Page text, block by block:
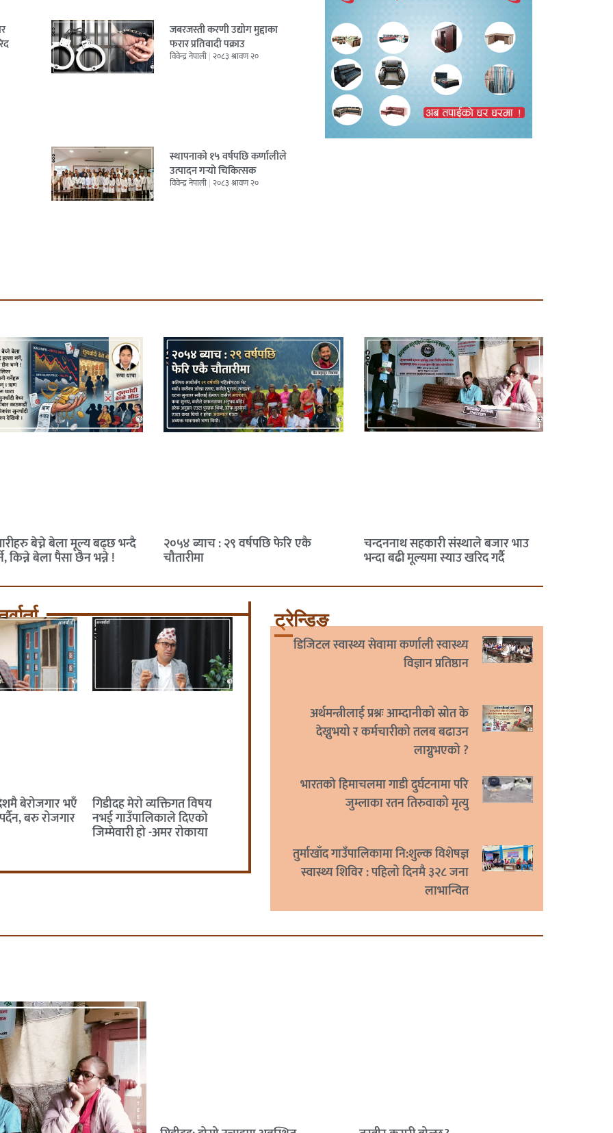
जबरजस्ती करणी उद्योग मुद्दाका
फरार प्रतिवादी पक्राउ
विवेन्द्र नेपाली २०८३ श्रावण २०
स्थापनाको १५ वर्षपछि कर्णालीले
उत्पादन गर्‍यो चिकित्सक
विवेन्द्र नेपाली २०८३ श्रावण २०
बेच्ने बेला मूल्य बढ्छ भन्दै
किन्ने बेला पैसा छैन भन्ने !
२०५४ ब्याच : २९ वर्षपछि फेरि एकै
चौतारीमा
चन्दननाथ सहकारी संस्थाले बजार भाउ
भन्दा बढी मूल्यमा स्याउ खरिद गर्दै
बेरोजगार भएँ
बरु रोजगार
गिडीदह मेरो व्यक्तिगत विषय
नभई गाउँपालिकाले दिएको
जिम्मेवारी हो -अमर रोकाया
ट्रेन्डिङ
डिजिटल स्वास्थ्य सेवामा कर्णाली स्वास्थ्य
विज्ञान प्रतिष्ठान
अर्थमन्त्रीलाई प्रश्नः आम्दानीको स्रोत के
देख्नुभयो र कर्मचारीको तलब बढाउन
लाग्नुभएको ?
भारतको हिमाचलमा गाडी दुर्घटनामा परि
जुम्लाका रतन तिरुवाको मृत्यु
तुर्माखाँद गाउँपालिकामा नि:शुल्क विशेषज्ञ
स्वास्थ्य शिविर : पहिलो दिनमै ३२८ जना
लाभान्वित